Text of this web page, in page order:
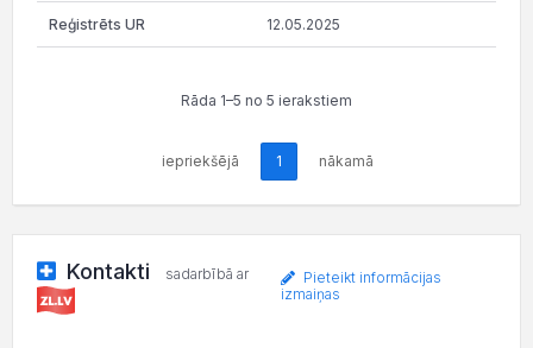
12.05.2025
Rāda 1–5 no 5 ierakstiem
iepriekšējā 1 nākamā
Kontakti sadarbībā ar
Pieteikt informācijas
izmaiņas